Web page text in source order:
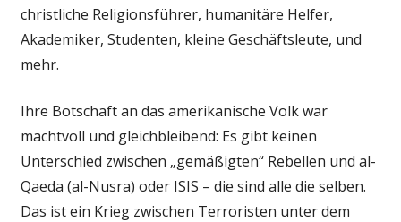
christliche Religionsführer, humanitäre Helfer,
Akademiker, Studenten, kleine Geschäftsleute, und
mehr.
Ihre Botschaft an das amerikanische Volk war
machtvoll und gleichbleibend: Es gibt keinen
Unterschied zwischen „gemäßigten“ Rebellen und al-
Qaeda (al-Nusra) oder ISIS – die sind alle die selben.
Das ist ein Krieg zwischen Terroristen unter dem